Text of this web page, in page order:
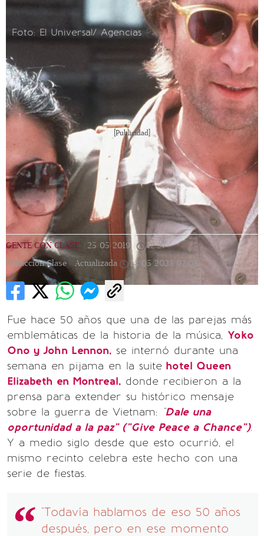
Foto: El Universal/ Agencias
[Publicidad]
GENTE CON CLASE 25/05/2019 12:27 |
Redacción Clase | Actualizada 14/05/2023 02:08
Fue hace 50 años que una de las parejas más
emblemáticas de la historia de la música, Yoko
Ono y John Lennon, se internó durante una
semana en pijama en la suite hotel Queen
Elizabeth en Montreal, donde recibieron a la
prensa para extender su histórico mensaje
sobre la guerra de Vietnam: "Dale una
oportunidad a la paz" ("Give Peace a Chance").
Y a medio siglo desde que esto ocurrió, el
mismo recinto celebra este hecho con una
serie de fiestas.
"Todavía hablamos de eso 50 años
después, pero en ese momento